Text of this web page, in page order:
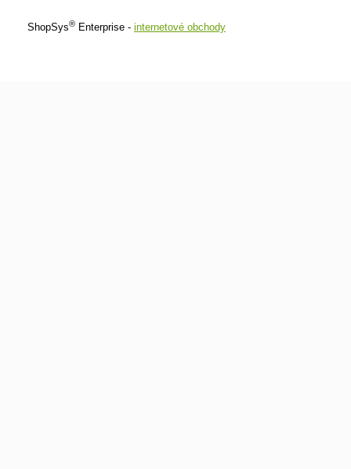
ShopSys® Enterprise - internetové obchody